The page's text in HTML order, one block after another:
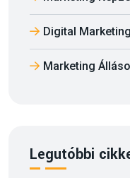
Digital
Marketing
Legutóbbi